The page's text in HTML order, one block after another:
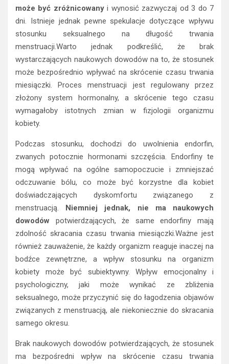
może być zróżnicowanyi wynosić zazwyczaj od 3 do 7
dni. Istnieje jednak pewne spekulacje dotyczące wpływu
stosunku seksualnego na długość trwania
menstruacji.Warto jednak podkreślić, że brak
wystarczających naukowych dowodów na to, że stosunek
może bezpośrednio wpływać na skrócenie czasu trwania
miesiączki. Proces menstruacji jest regulowany przez
złożony system hormonalny, a skrócenie tego czasu
wymagałoby istotnych zmian w fizjologii organizmu
kobiety.
Podczas stosunku, dochodzi do uwolnienia endorfin,
zwanych potocznie hormonami szczęścia. Endorfiny te
mogą wpływać na ogólne samopoczucie i zmniejszać
odczuwanie bólu, co może być korzystne dla kobiet
doświadczających dyskomfortu związanego z
menstruacją. Niemniej jednak, nie ma naukowych
dowodów potwierdzających, że same endorfiny mają
zdolność skracania czasu trwania miesiączki.Ważne jest
również zauważenie, że każdy organizm reaguje inaczej na
bodźce zewnętrzne, a wpływ stosunku na organizm
kobiety może być subiektywny. Wpływ emocjonalny i
psychologiczny, jaki może wynikać ze zbliżenia
seksualnego, może przyczynić się do łagodzenia objawów
związanych z menstruacją, ale niekoniecznie do skracania
samego okresu.
Brak naukowych dowodów potwierdzających, że stosunek
ma bezpośredni wpływ na skrócenie czasu trwania